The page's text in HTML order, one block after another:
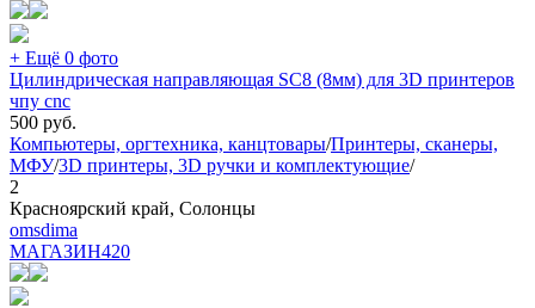
+ Ещё 0 фото
Цилиндрическая направляющая SC8 (8мм) для 3D принтеров
чпу cnc
500 руб.
Компьютеры, оргтехника, канцтовары/Принтеры, сканеры,
МФУ/3D принтеры, 3D ручки и комплектующие/
2
Красноярский край, Солонцы
omsdima
МАГАЗИН420